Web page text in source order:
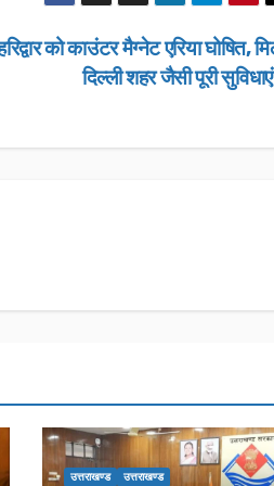
को काउंटर मैग्नेट एरिया घोषित,
दिल्ली शहर जैसी पूरी सुविधाएं
उत्तराखण्ड उत्तराखण्ड
लंबित राजस्व
के आदेश…
NEWS DESK